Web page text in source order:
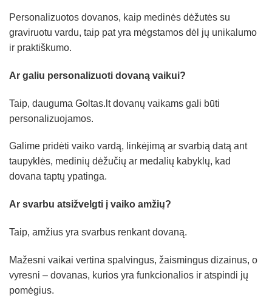
Personalizuotos dovanos, kaip medinės dėžutės su
graviruotu vardu, taip pat yra mėgstamos dėl jų unikalumo
ir praktiškumo.
Ar galiu personalizuoti dovaną vaikui?
Taip, dauguma Goltas.lt dovanų vaikams gali būti
personalizuojamos.
Galime pridėti vaiko vardą, linkėjimą ar svarbią datą ant
taupyklės, medinių dėžučių ar medalių kabyklų, kad
dovana taptų ypatinga.
Ar svarbu atsižvelgti į vaiko amžių?
Taip, amžius yra svarbus renkant dovaną.
Mažesni vaikai vertina spalvingus, žaismingus dizainus, o
vyresni – dovanas, kurios yra funkcionalios ir atspindi jų
pomėgius.